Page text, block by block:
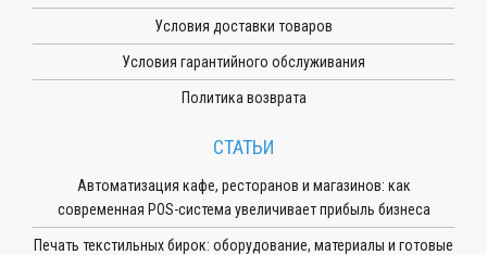
Условия доставки товаров
Условия гарантийного обслуживания
Политика возврата
СТАТЬИ
Автоматизация кафе, ресторанов и магазинов: как
современная POS-система увеличивает прибыль бизнеса
Печать текстильных бирок: оборудование, материалы и готовые